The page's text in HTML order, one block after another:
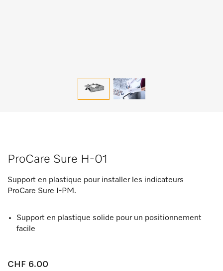
ProCare Sure H-01
Support en plastique pour installer les indicateurs
ProCare Sure I-PM.
Support en plastique solide pour un positionnement
facile
CHF 6.00